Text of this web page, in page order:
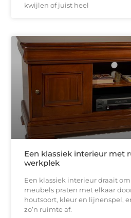
kwijlen of juist heel
Een klassiek interieur met
werkplek
Een klassiek interieur draait
meubels praten met elkaar
houtsoort, kleur en lijnenspel,
zo’n ruimte af.